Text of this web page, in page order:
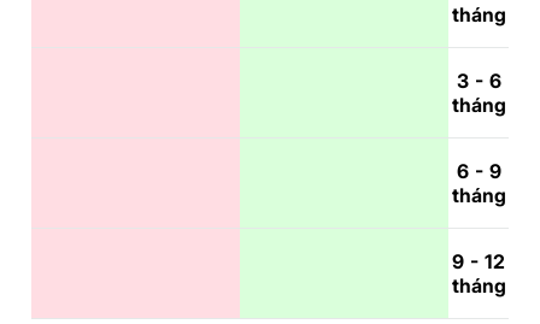
tháng
3 - 6
tháng
6 - 9
tháng
9 - 12
tháng